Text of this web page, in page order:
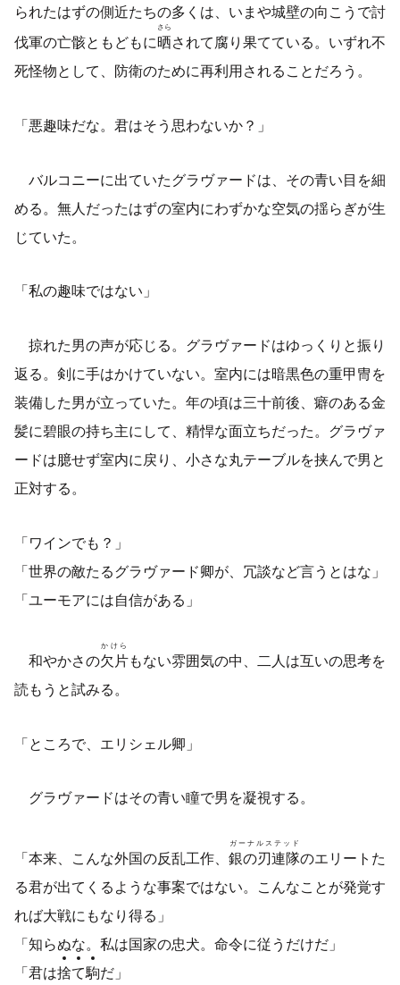
られたはずの側近たちの多くは、いまや城壁の向こうで討
伐軍の亡骸ともどもに晒
さら
されて腐り果てている。いずれ不
死怪物として、防衛のために再利用されることだろう。
「悪趣味だな。君はそう思わないか？」
バルコニーに出ていたグラヴァードは、その青い目を細
める。無人だったはずの室内にわずかな空気の揺らぎが生
じていた。
「私の趣味ではない」
掠れた男の声が応じる。グラヴァードはゆっくりと振り
返る。剣に手はかけていない。室内には暗黒色の重甲冑を
装備した男が立っていた。年の頃は三十前後、癖のある金
髪に碧眼の持ち主にして、精悍な面立ちだった。グラヴァ
ードは臆せず室内に戻り、小さな丸テーブルを挟んで男と
正対する。
「ワインでも？」
「世界の敵たるグラヴァード卿が、冗談など言うとはな」
「ユーモアには自信がある」
和やかさの欠片
かけら
もない雰囲気の中、二人は互いの思考を
読もうと試みる。
「ところで、エリシェル卿」
グラヴァードはその青い瞳で男を凝視する。
「本来、こんな外国の反乱工作、 銀の刃連隊
ガーナルステッド
のエリートた
る君が出てくるような事案ではない。こんなことが発覚す
れば大戦にもなり得る」
「知らぬな。私は国家の忠犬。命令に従うだけだ」
「君は捨て駒だ」